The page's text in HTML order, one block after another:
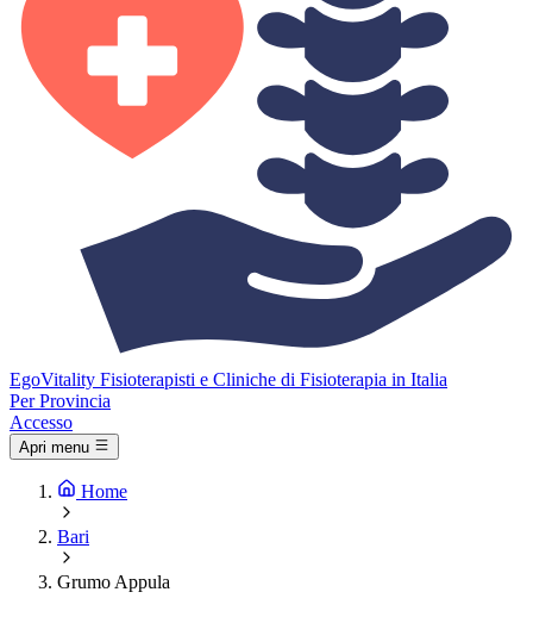
EgoVitality Fisioterapisti e Cliniche di Fisioterapia in Italia
Per Provincia
Accesso
Apri menu
Home
Bari
Grumo Appula